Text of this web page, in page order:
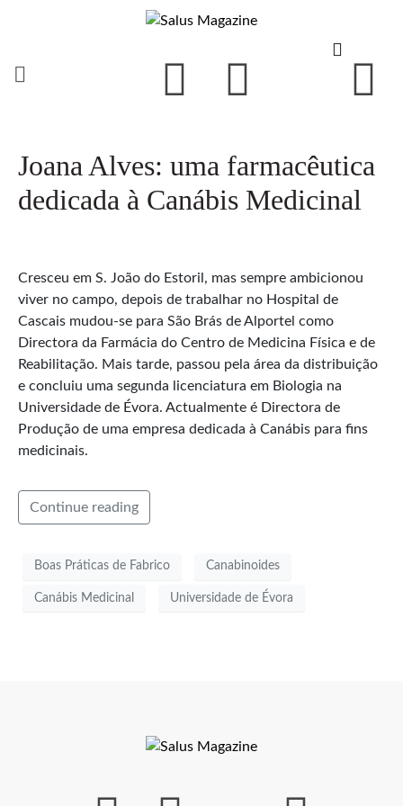
Joana Alves: uma farmacêutica
dedicada à Canábis Medicinal
Cresceu em S. João do Estoril, mas sempre ambicionou
viver no campo, depois de trabalhar no Hospital de
Cascais mudou-se para São Brás de Alportel como
Directora da Farmácia do Centro de Medicina Física e de
Reabilitação. Mais tarde, passou pela área da distribuição
e concluiu uma segunda licenciatura em Biologia na
Universidade de Évora. Actualmente é Directora de
Produção de uma empresa dedicada à Canábis para fins
medicinais.
Continue reading
Boas Práticas de Fabrico Canabinoides
Canábis Medicinal Universidade de Évora